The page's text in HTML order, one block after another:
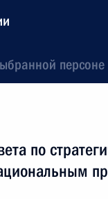
персоне
по